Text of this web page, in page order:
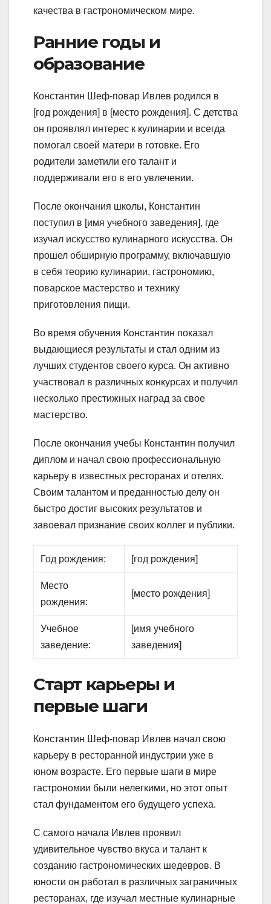
качества в гастрономическом мире.
Ранние годы и
образование
Константин Шеф-повар Ивлев родился в
[год рождения] в [место рождения]. С детства
он проявлял интерес к кулинарии и всегда
помогал своей матери в готовке. Его
родители заметили его талант и
поддерживали его в его увлечении.
После окончания школы, Константин
поступил в [имя учебного заведения], где
изучал искусство кулинарного искусства. Он
прошел обширную программу, включавшую
в себя теорию кулинарии, гастрономию,
поварское мастерство и технику
приготовления пищи.
Во время обучения Константин показал
выдающиеся результаты и стал одним из
лучших студентов своего курса. Он активно
участвовал в различных конкурсах и получил
несколько престижных наград за свое
мастерство.
После окончания учебы Константин получил
диплом и начал свою профессиональную
карьеру в известных ресторанах и отелях.
Своим талантом и преданностью делу он
быстро достиг высоких результатов и
завоевал признание своих коллег и публики.
Год рождения: [год рождения]
Место
рождения:
[место рождения]
Учебное
заведение:
[имя учебного
заведения]
Старт карьеры и
первые шаги
Константин Шеф-повар Ивлев начал свою
карьеру в ресторанной индустрии уже в
юном возрасте. Его первые шаги в мире
гастрономии были нелегкими, но этот опыт
стал фундаментом его будущего успеха.
С самого начала Ивлев проявил
удивительное чувство вкуса и талант к
созданию гастрономических шедевров. В
юности он работал в различных заграничных
ресторанах, где изучал местные кулинарные